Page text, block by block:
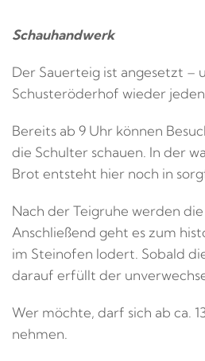
Schauhandwerk
Der Sauerteig ist angesetzt –
Schusteröderhof wieder
Bereits ab 9 Uhr können
die Schulter schauen. In der
Brot entsteht hier noch in
Nach der Teigruhe werden
Anschließend geht es zum
im Steinofen lodert. Sobald
darauf erfüllt der
Wer möchte, darf sich ab ca.
nehmen.